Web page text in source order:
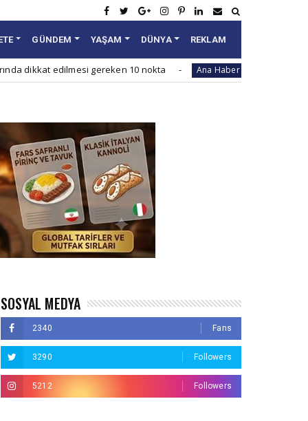
GÜNDEM YAŞAM DÜNYA REKLAM
gereken 10 nokta Ana Haber Çin neden yazın yoğun
SOSYAL MEDYA
2340 Fans
3290 Followers
5212 Followers